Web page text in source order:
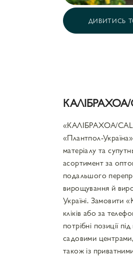
ДИВИТИСЬ
КАЛІБРАХОА/
«КАЛІБРАХОА/
«Плантпол-
матеріалу та
асортимент за
подальшого
вирощування й
Україні.
кліків або за
потрібні позиції
садовими
також із